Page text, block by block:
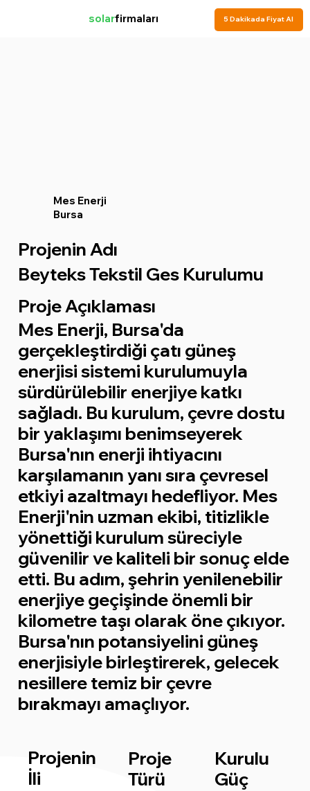
solarfirmaları 5 Dakikada Fiyat Al
Mes Enerji
Bursa
Projenin Adı
Beyteks Tekstil Ges Kurulumu
Proje Açıklaması
Mes Enerji, Bursa'da
gerçekleştirdiği çatı güneş
enerjisi sistemi kurulumuyla
sürdürülebilir enerjiye katkı
sağladı. Bu kurulum, çevre dostu
bir yaklaşımı benimseyerek
Bursa'nın enerji ihtiyacını
karşılamanın yanı sıra çevresel
etkiyi azaltmayı hedefliyor. Mes
Enerji'nin uzman ekibi, titizlikle
yönettiği kurulum süreciyle
güvenilir ve kaliteli bir sonuç elde
etti. Bu adım, şehrin yenilenebilir
enerjiye geçişinde önemli bir
kilometre taşı olarak öne çıkıyor.
Bursa'nın potansiyelini güneş
enerjisiyle birleştirerek, gelecek
nesillere temiz bir çevre
bırakmayı amaçlıyor.
Projenin
İli
Proje
Türü
Kurulu
Güç